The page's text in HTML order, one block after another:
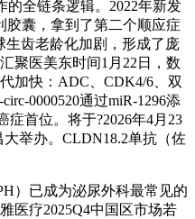
全链条逻辑。2022年新发
胶囊，拿到了第二个顺应症
齿老龄化加剧，形成了庞
聚医美东时间1月22日，数
加快：ADC、CDK4/6、双
0000520通过miR-1296添
首位。将于?2026年4月23
大举办。CLDN18.2单抗（佐
已成为泌尿外科最常见的
医疗2025Q4中国区市场若